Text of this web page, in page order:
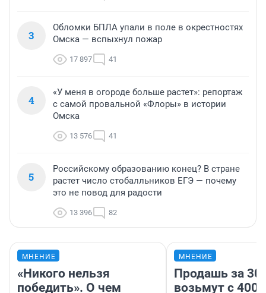
3
Обломки БПЛА упали в поле в окрестностях
Омска — вспыхнул пожар
17 897 41
4
«У меня в огороде больше растет»: репортаж
с самой провальной «Флоры» в истории
Омска
13 576 41
5
Российскому образованию конец? В стране
растет число стобалльников ЕГЭ — почему
это не повод для радости
13 396 82
МНЕНИЕ
«Никого нельзя
победить». О чем
МНЕНИЕ
Продашь за
возьмут с